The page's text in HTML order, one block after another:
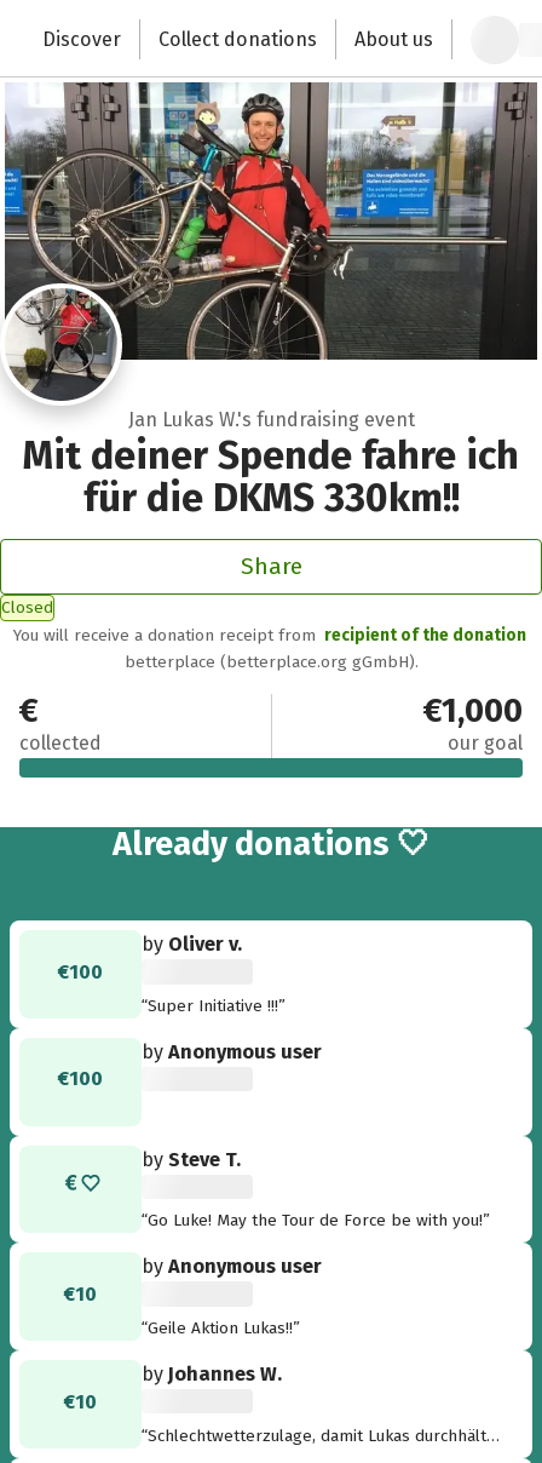
Change the world with your donation
Discover Collect donations About us
Jan Lukas W.'s fundraising event
Mit deiner Spende fahre ich
für die DKMS 330km!!
Share
Closed
You will receive a donation receipt from recipient of the donation
betterplace (betterplace.org gGmbH).
€1,120.60
collected
€1,000
our goal
Already 29
donations 🤍
€100
by Oliver v.
“Super Initiative !!!”
€100
byAnonymous user
bySteve T.
“Go Luke! May the Tour de Force be with you!”
€10
byAnonymous user
“Geile Aktion Lukas!!”
€10
by Johannes W.
“Schlechtwetterzulage, damit Lukas durchhält